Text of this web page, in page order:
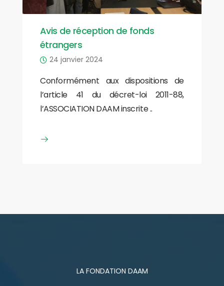
Avis de réception de fonds
étrangers
24 janvier 2024
Conformément aux dispositions de
l’article 41 du décret-loi 2011-88,
l’ASSOCIATION DAAM inscrite ..
LA FONDATION DAAM